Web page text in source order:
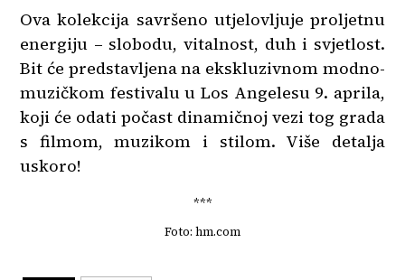
Ova kolekcija savršeno utjelovljuje proljetnu
energiju – slobodu, vitalnost, duh i svjetlost.
Bit će predstavljena na ekskluzivnom modno-
muzičkom festivalu u Los Angelesu 9. aprila,
koji će odati počast dinamičnoj vezi tog grada
s filmom, muzikom i stilom. Više detalja
uskoro!
***
Foto: hm.com